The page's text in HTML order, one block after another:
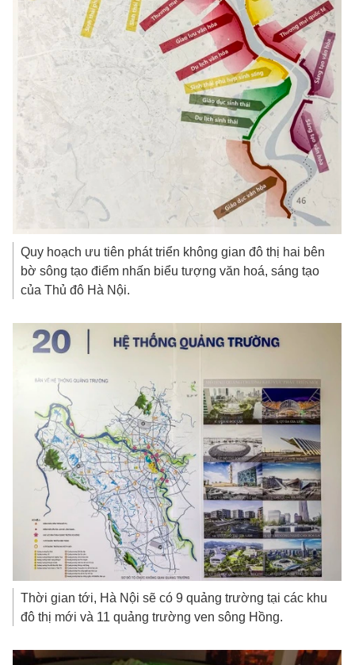
Quy hoạch ưu tiên phát triển không gian đô thị hai bên
bờ sông tạo điểm nhấn biểu tượng văn hoá, sáng tạo
của Thủ đô Hà Nội.
Thời gian tới, Hà Nội sẽ có 9 quảng trường tại các khu
đô thị mới và 11 quảng trường ven sông Hồng.